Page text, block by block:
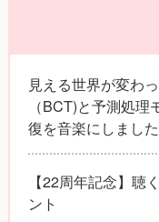
見える世界が変わ
（BCT)と予測処
復を音楽にしました
【22周年記念】聴
ント